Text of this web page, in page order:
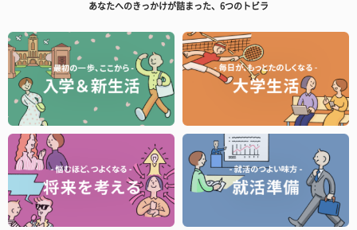
あなたへのきっかけが詰まった、6つのトビラ